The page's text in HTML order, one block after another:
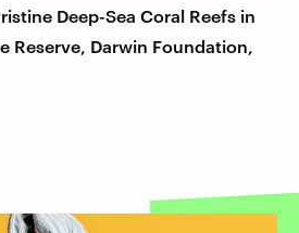
Deep-Sea Coral Reefs in
Reserve, Darwin Foundation,